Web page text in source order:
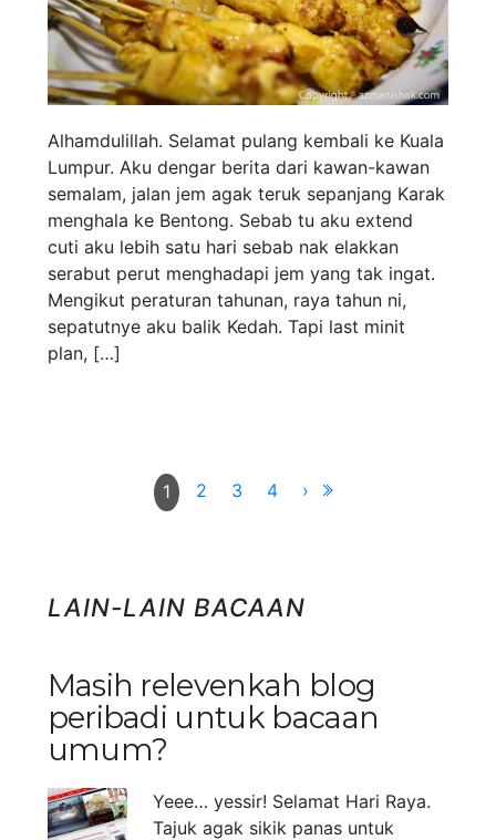
Alhamdulillah. Selamat pulang kembali ke Kuala
Lumpur. Aku dengar berita dari kawan-kawan
semalam, jalan jem agak teruk sepanjang Karak
menghala ke Bentong. Sebab tu aku extend
cuti aku lebih satu hari sebab nak elakkan
serabut perut menghadapi jem yang tak ingat.
Mengikut peraturan tahunan, raya tahun ni,
sepatutnye aku balik Kedah. Tapi last minit
plan, […]
1 2 3 4 ›
LAIN-LAIN BACAAN
Masih relevenkah blog
peribadi untuk bacaan
umum?
Yeee… yessir! Selamat Hari Raya.
Tajuk agak sikik panas untuk